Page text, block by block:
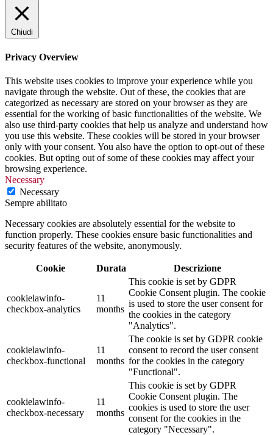
Chiudi
Privacy Overview
This website uses cookies to improve your experience while you
navigate through the website. Out of these, the cookies that are
categorized as necessary are stored on your browser as they are
essential for the working of basic functionalities of the website. We
also use third-party cookies that help us analyze and understand how
you use this website. These cookies will be stored in your browser
only with your consent. You also have the option to opt-out of these
cookies. But opting out of some of these cookies may affect your
browsing experience.
Necessary
Necessary
Sempre abilitato
Necessary cookies are absolutely essential for the website to
function properly. These cookies ensure basic functionalities and
security features of the website, anonymously.
Cookie Durata Descrizione
cookielawinfo-
checkbox-analytics
11
months
This cookie is set by GDPR
Cookie Consent plugin. The cookie
is used to store the user consent for
the cookies in the category
"Analytics".
cookielawinfo-
checkbox-functional
11
months
The cookie is set by GDPR cookie
consent to record the user consent
for the cookies in the category
"Functional".
cookielawinfo-
checkbox-necessary
11
months
This cookie is set by GDPR
Cookie Consent plugin. The
cookies is used to store the user
consent for the cookies in the
category "Necessary".